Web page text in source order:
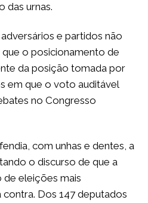
das urnas.
e partidos não
o posicionamento de
da posição tomada por
em que o voto auditável
no Congresso
com unhas e dentes, a
o discurso de que a
de eleições mais
Dos 147 deputados